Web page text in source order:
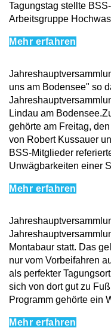
Tagungstag stellte
Arbeitsgruppe
Mehr erfahren
uns am Bodensee" so
Lindau am
gehörte am Freitag,
von Robert Kussauer
BSS-Mitglieder
Unwägbarkeiten einer
Mehr erfahren
Montabaur statt. Das
nur vom Vorbeifahren
als perfekter
sich von dort gut zu
Programm gehörte ein
Mehr erfahren